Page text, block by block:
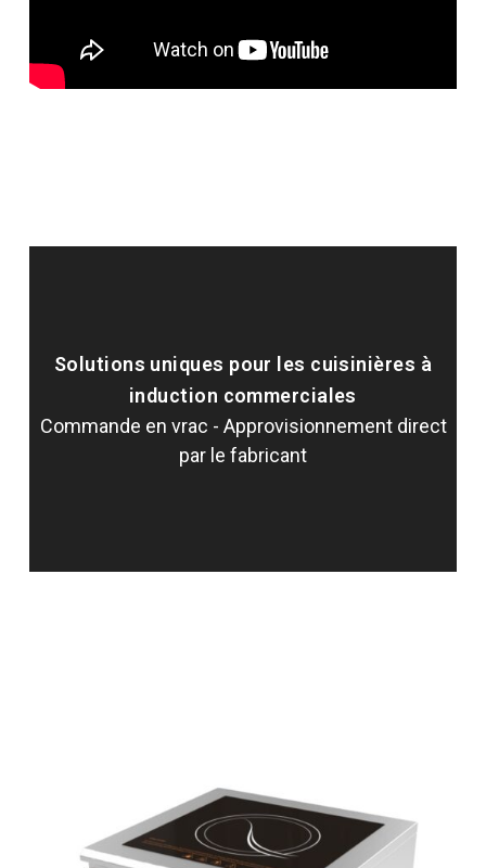
Solutions uniques pour les cuisinières à
induction commerciales
Commande en vrac - Approvisionnement direct
par le fabricant